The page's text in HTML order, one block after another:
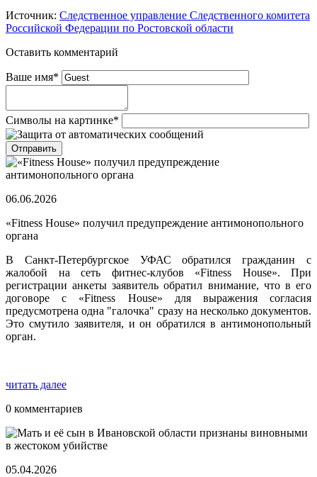
Источник: Следственное управление Следственного комитета
Российской Федерации по Ростовской области
Оставить комментарий
Ваше имя*
Символы на картинке*
06.06.2026
«Fitness House» получил предупреждение антимонопольного
органа
В Санкт-Петербургское УФАС обратился гражданин с
жалобой на сеть фитнес-клубов «Fitness House». При
регистрации анкеты заявитель обратил внимание, что в его
договоре с «Fitness House» для выражения согласия
предусмотрена одна "галочка" сразу на несколько документов.
Это смутило заявителя, и он обратился в антимонопольный
орган.
читать далее
0 комментариев
05.04.2026